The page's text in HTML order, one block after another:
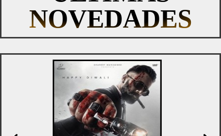
NOVEDADES